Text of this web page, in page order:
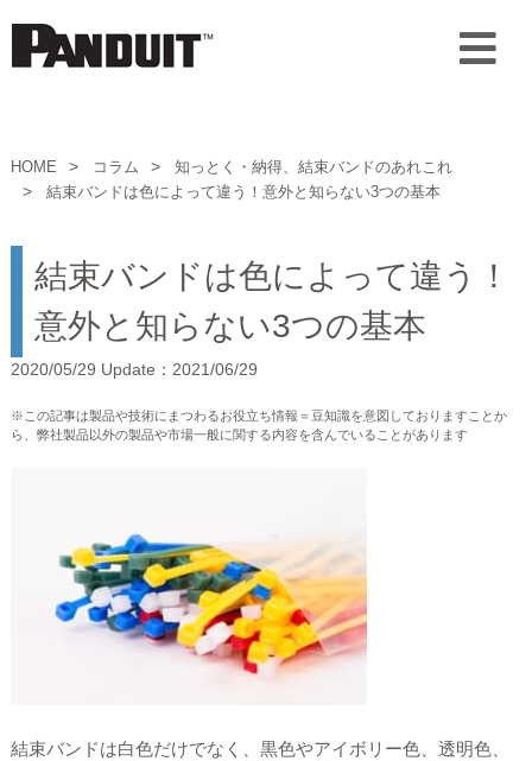
HOME コラム
知っとく・納得、結束バンドのあれこれ
結束バンドは色によって違う！意外と知らない3つの基本
結束バンドは色によって違う！
意外と知らない3つの基本
2020/05/29 Update：2021/06/29
※この記事は製品や技術にまつわるお役立ち情報＝豆知識を意図しておりますことか
ら、弊社製品以外の製品や市場一般に関する内容を含んでいることがあります
結束バンドは白色だけでなく、黒色やアイボリー色、透明色、